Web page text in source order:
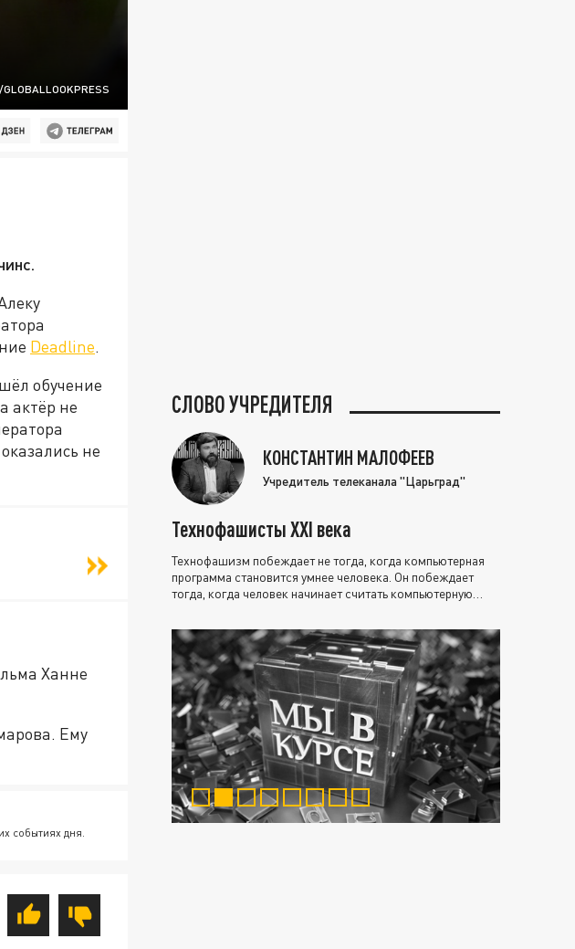
Deadline.
обучение
актёр не
не
Ханне
Ему
событиях дня.
СЛОВО УЧРЕДИТЕЛЯ
КОНСТАНТИН МАЛОФЕЕВ
Учредитель телеканала "Царьград"
Технофашисты XXI века
Технофашизм побеждает не тогда, когда компьютерная
программа становится умнее человека. Он побеждает
тогда, когда человек начинает считать компьютерную